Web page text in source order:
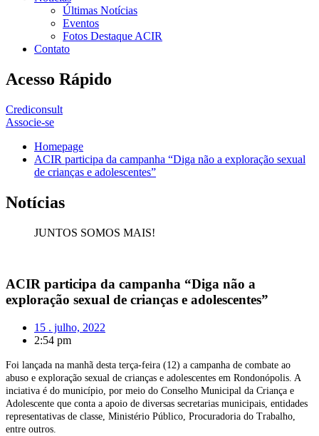
Últimas Notícias
Eventos
Fotos Destaque ACIR
Contato
Acesso Rápido
Crediconsult
Associe-se
Homepage
ACIR participa da campanha “Diga não a exploração sexual
de crianças e adolescentes”
Notícias
JUNTOS SOMOS MAIS!
ACIR participa da campanha “Diga não a
exploração sexual de crianças e adolescentes”
15 . julho, 2022
2:54 pm
Foi lançada na manhã desta terça-feira (12) a campanha de combate ao
abuso e exploração sexual de crianças e adolescentes em Rondonópolis. A
inciativa é do município, por meio do Conselho Municipal da Criança e
Adolescente que conta a apoio de diversas secretarias municipais, entidades
representativas de classe, Ministério Público, Procuradoria do Trabalho,
entre outros.